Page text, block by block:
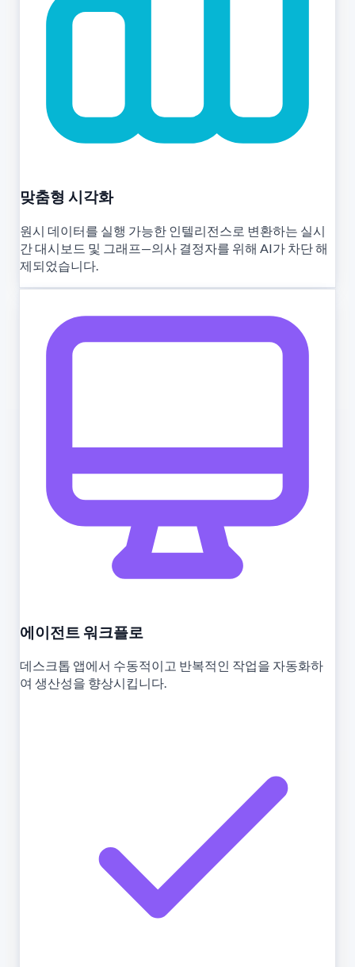
맞춤형 시각화
원시 데이터를 실행 가능한 인텔리전스로 변환하는 실시
간 대시보드 및 그래프—의사 결정자를 위해 AI가 차단 해
제되었습니다.
에이전트 워크플로
데스크톱 앱에서 수동적이고 반복적인 작업을 자동화하
여 생산성을 향상시킵니다.